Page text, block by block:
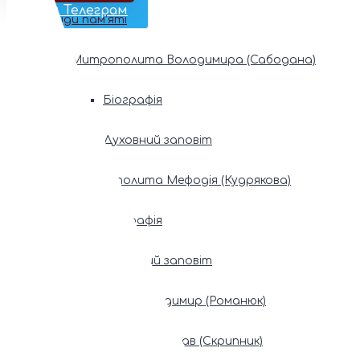
Наш Телеграм
Фонди пам’яті
Митрополита Володимира (Сабодана)
Біографія
Духовний заповіт
Митрополита Мефодія (Кудрякова)
Біографія
Духовний заповіт
Патріарх Володимир (Романюк)
Патріарх Мстислав (Скрипник)